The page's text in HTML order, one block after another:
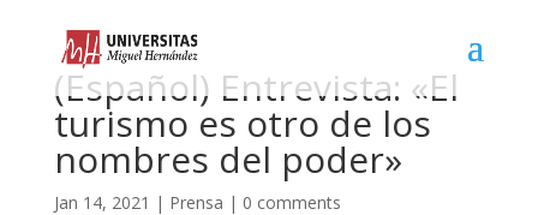
(Español) Entrevista: «El
turismo es otro de los
nombres del poder»
Jan 14, 2021 | Prensa | 0 comments